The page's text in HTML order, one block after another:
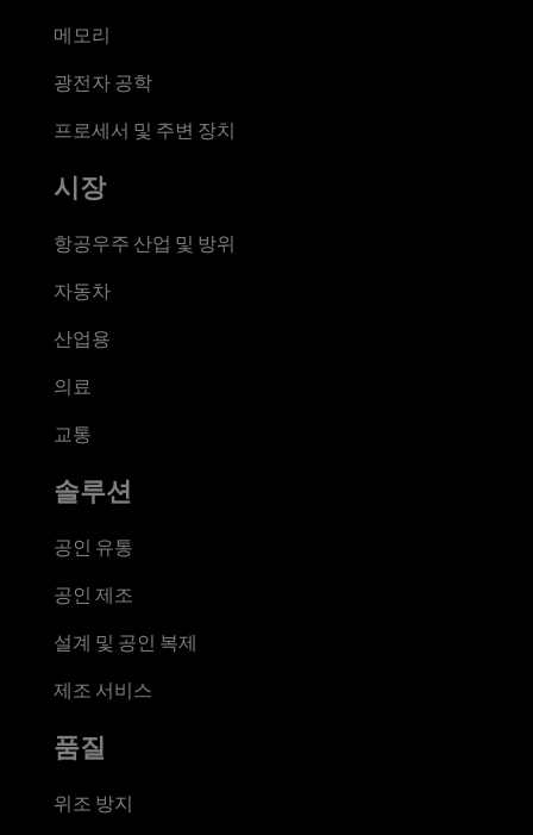
메모리
광전자 공학
프로세서 및 주변 장치
시장
항공우주 산업 및 방위
자동차
산업용
의료
교통
솔루션
공인 유통
공인 제조
설계 및 공인 복제
제조 서비스
품질
위조 방지